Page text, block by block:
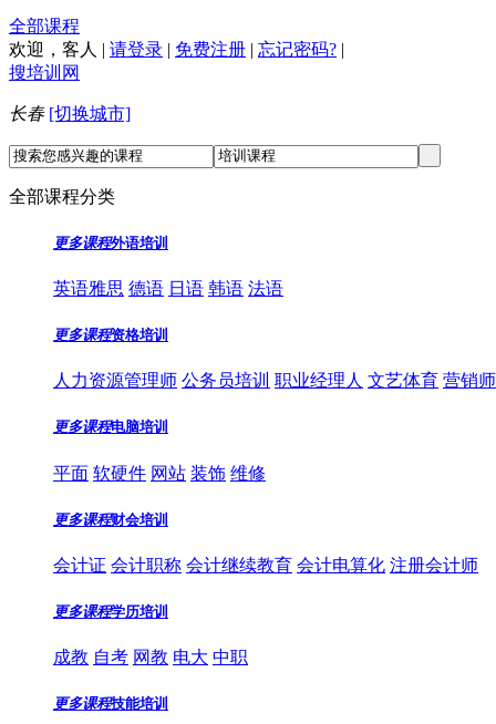
全部课程
欢迎， 客人 | 请登录 | 免费注册 | 忘记密码? |
搜培训网
长春 [切换城市]
全部课程分类
更多课程外语培训
英语雅思 德语 日语 韩语 法语
更多课程资格培训
人力资源管理师 公务员培训 职业经理人 文艺体育 营销
更多课程电脑培训
平面 软硬件 网站 装饰 维修
更多课程财会培训
会计证 会计职称 会计继续教育 会计电算化 注册会计师
更多课程学历培训
成教 自考 网教 电大 中职
更多课程技能培训